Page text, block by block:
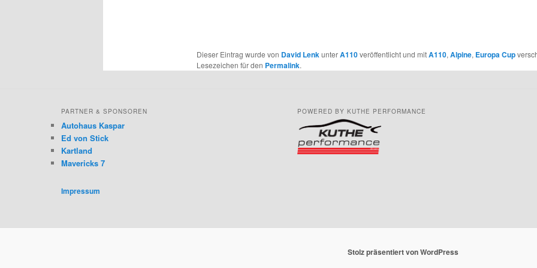
Dieser Eintrag wurde von David Lenk unterA110veröffentlicht und mitA110, Alpine, Europa Cup
Lesezeichen für den Permalink.
PARTNER & SPONSOREN
Autohaus Kaspar
Ed von Stick
Kartland
Mavericks 7
Impressum
POWERED BY KUTHE PERFORMANCE
Stolz präsentiert von WordPress